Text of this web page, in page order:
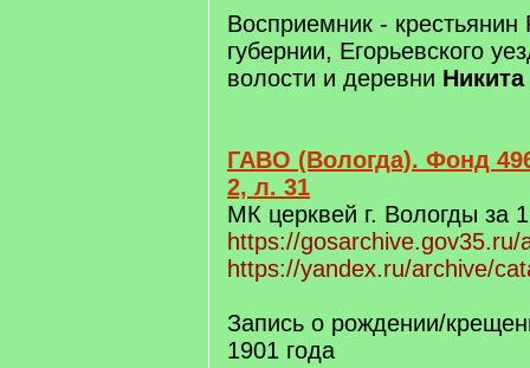
Восприемник - крестьянин
губернии, Егорьевского
волости и деревни
ГАВО (Вологда). Фонд
2, л. 31
МК церквей г. Вологды за
https://
https://yandex.ru/archive/
Запись о рождении/
1901 года